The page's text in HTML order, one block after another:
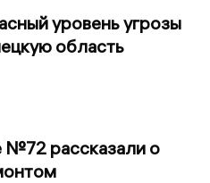
уровень угрозы
область
№72 рассказали о